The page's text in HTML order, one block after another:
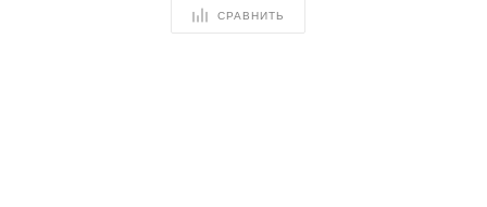
СРАВНИТЬ